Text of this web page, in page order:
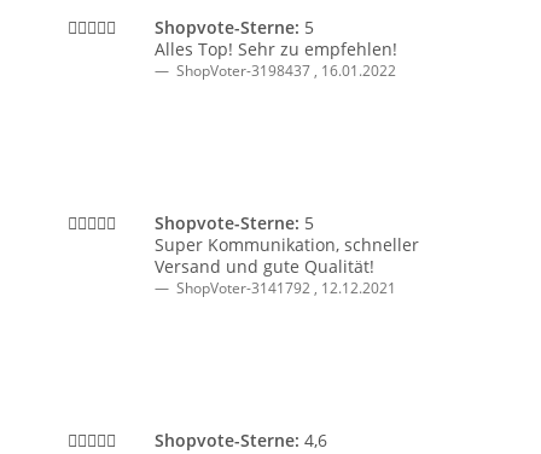
Shopvote-Sterne: 5
Alles Top! Sehr zu empfehlen!
ShopVoter-3198437 , 16.01.2022
Shopvote-Sterne: 5
Super Kommunikation, schneller
Versand und gute Qualität!
ShopVoter-3141792 , 12.12.2021
Shopvote-Sterne: 4,6